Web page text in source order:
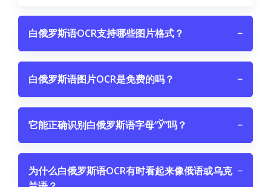
白俄罗斯语OCR支持哪些图片格式？ −
白俄罗斯语图片OCR是免费的吗？ −
它能正确识别白俄罗斯语字母“Ў”吗？ −
为什么白俄罗斯语OCR有时看起来像俄语或乌克 −